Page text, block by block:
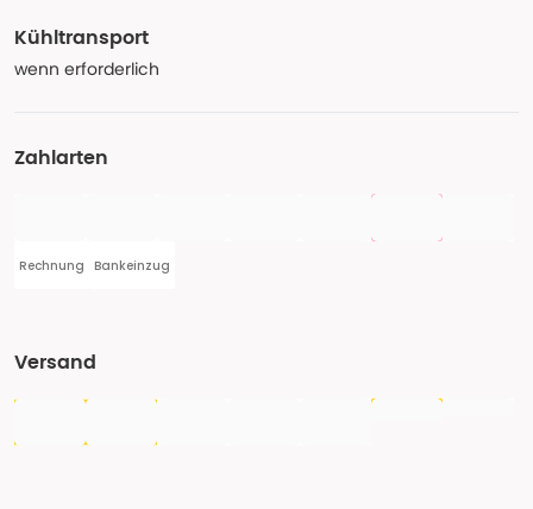
Kühltransport
wenn erforderlich
Zahlarten
Rechnung Bankeinzug
Versand